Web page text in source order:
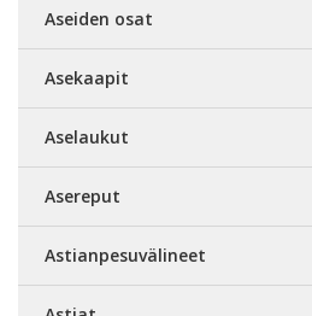
Aseiden osat
Asekaapit
Aselaukut
Asereput
Astianpesuvälineet